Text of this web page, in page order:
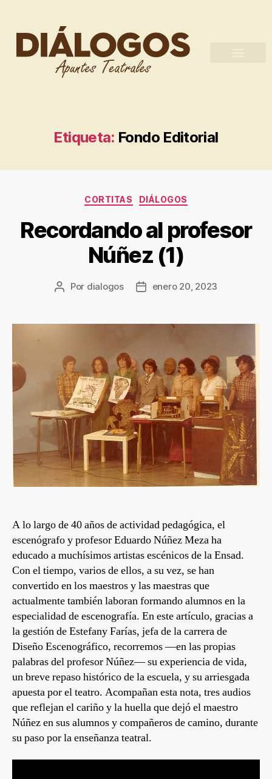
Etiqueta: Fondo Editorial
CORTITAS DIÁLOGOS
Recordando al profesor
Núñez (1)
Por dialogos enero 20, 2023
A lo largo de 40 años de actividad pedagógica, el
escenógrafo y profesor Eduardo Núñez Meza ha
educado a muchísimos artistas escénicos de la Ensad.
Con el tiempo, varios de ellos, a su vez, se han
convertido en los maestros y las maestras que
actualmente también laboran formando alumnos en la
especialidad de escenografía. En este artículo, gracias a
la gestión de Estefany Farías, jefa de la carrera de
Diseño Escenográfico, recorremos —en las propias
palabras del profesor Núñez— su experiencia de vida,
un breve repaso histórico de la escuela, y su arriesgada
apuesta por el teatro. Acompañan esta nota, tres audios
que reflejan el cariño y la huella que dejó el maestro
Núñez en sus alumnos y compañeros de camino, durante
su paso por la enseñanza teatral.